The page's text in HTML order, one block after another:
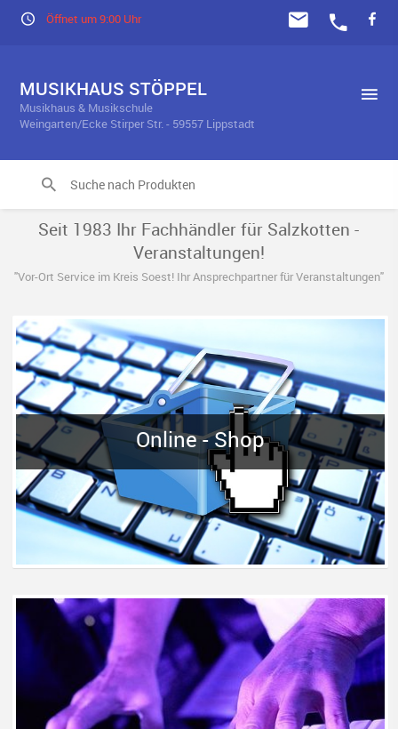
Öffnet um 9:00 Uhr
MUSIKHAUS STÖPPEL
Musikhaus & Musikschule
Weingarten/Ecke Stirper Str. - 59557 Lippstadt
Seit 1983 Ihr Fachhändler für Salzkotten -
Veranstaltungen!
"Vor-Ort Service im Kreis Soest! Ihr Ansprechpartner für Veranstaltungen"
Online - Shop